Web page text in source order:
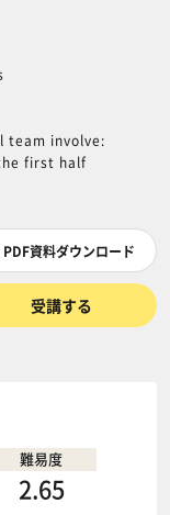
team involve:
first half
PDF資料ダウンロード
受講する
難易度
2.65